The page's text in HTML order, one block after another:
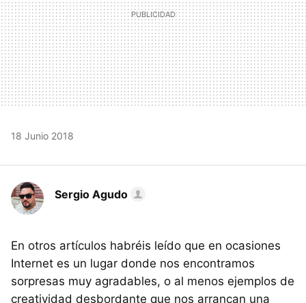
18 Junio 2018
Sergio Agudo
En otros artículos habréis leído que en ocasiones
Internet es un lugar donde nos encontramos
sorpresas muy agradables, o al menos ejemplos de
creatividad desbordante que nos arrancan una